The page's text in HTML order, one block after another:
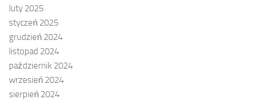
luty 2025
styczeń 2025
grudzień 2024
listopad 2024
październik 2024
wrzesień 2024
sierpień 2024